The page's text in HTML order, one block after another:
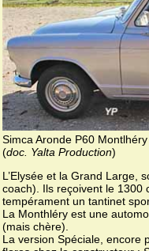
Simca Aronde P60
(doc. Yalta Production)
L’Elysée et la Grand Large,
coach). Ils reçoivent le 1300
tempérament un tantinet
La Monthléry est une
(mais chère).
La version Spéciale, encore